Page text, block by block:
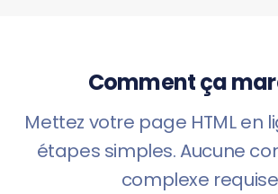
Comment ça
Mettez votre page HTML en
étapes simples. Aucune
complexe